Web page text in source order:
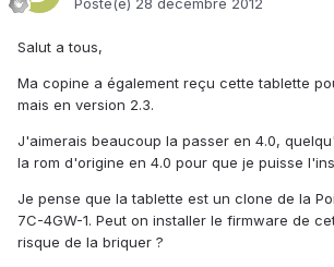
Posté(e) 28 décembre 2012
Salut a tous,
Ma copine a également reçu cette tablette
mais en version 2.3.
J'aimerais beaucoup la passer en 4.0,
la rom d'origine en 4.0 pour que je puisse
Je pense que la tablette est un clone de la
7C-4GW-1. Peut on installer le firmware de
risque de la briquer ?